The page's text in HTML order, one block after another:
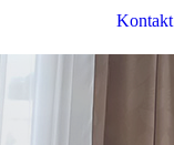
Kontakt